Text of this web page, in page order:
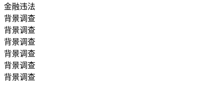
金融违法
背景调查
背景调查
背景调查
背景调查
背景调查
背景调查